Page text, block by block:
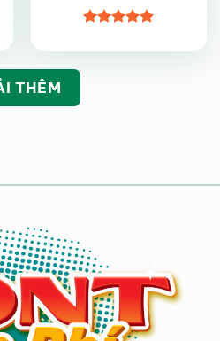
hạng55
THÊM